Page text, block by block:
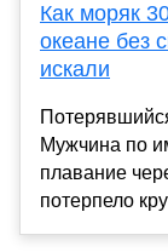
Как моряк
океане без
искали
Мужчина по
плавание
потерпело